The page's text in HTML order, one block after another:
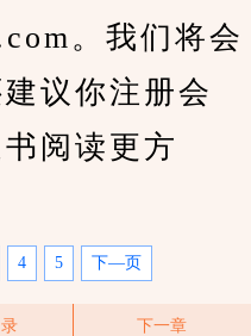
。我们将会
议你注册会
阅读更方
4 5 下—页
下一章